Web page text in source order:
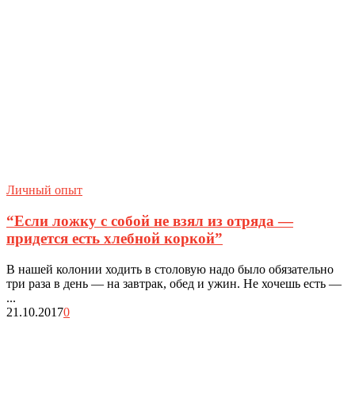
Личный опыт
“Если ложку с собой не взял из отряда —
придется есть хлебной коркой”
В нашей колонии ходить в столовую надо было обязательно
три раза в день — на завтрак, обед и ужин. Не хочешь есть —
...
21.10.20170